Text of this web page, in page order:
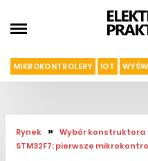
MIKROKONTROLERY IOT
Rynek » Wybór konstruktora
STM32F7: pierwsze